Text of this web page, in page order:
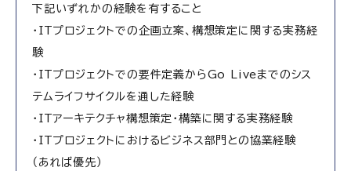
下記いずれかの経験を有すること
・ITプロジェクトでの企画立案、構想策定に関する実務経
験
・ITプロジェクトでの要件定義からGo Liveまでのシス
テムライフサイクルを通した経験
・ITアーキテクチャ構想策定・構築に関する実務経験
・ITプロジェクトにおけるビジネス部門との協業経験
（あれば優先）